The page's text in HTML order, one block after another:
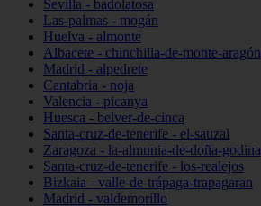
Sevilla - badolatosa
Las-palmas - mogán
Huelva - almonte
Albacete - chinchilla-de-monte-aragón
Madrid - alpedrete
Cantabria - noja
Valencia - picanya
Huesca - belver-de-cinca
Santa-cruz-de-tenerife - el-sauzal
Zaragoza - la-almunia-de-doña-godina
Santa-cruz-de-tenerife - los-realejos
Bizkaia - valle-de-trápaga-trapagaran
Madrid - valdemorillo